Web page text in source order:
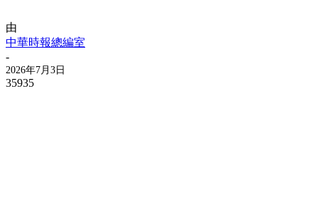
由
中華時報總編室
-
2026年7月3日
35935